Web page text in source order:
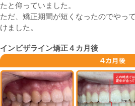
たと仰っていました。
ただ、矯正期間が短くなったのでやっ
けました。
インビザライン矯正４カ月後